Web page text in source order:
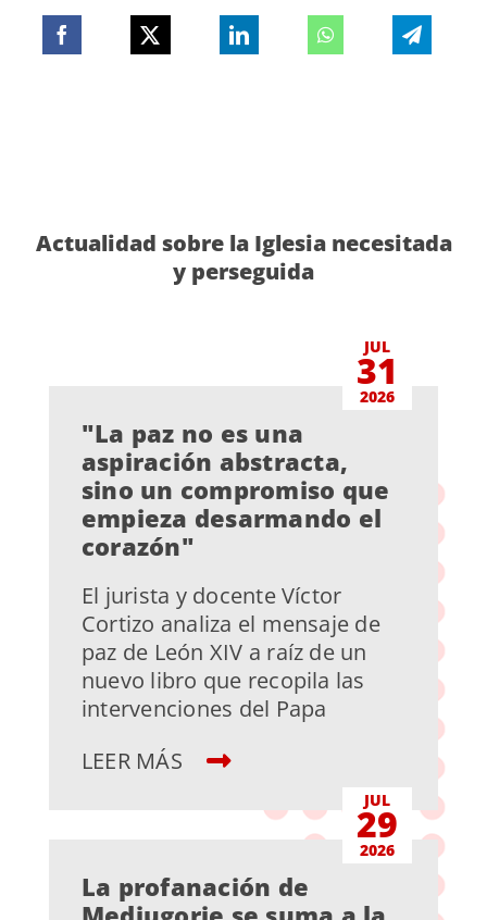
Actualidad sobre la Iglesia necesitada
y perseguida
JUL
31
2026
"La paz no es una
aspiración abstracta,
sino un compromiso que
empieza desarmando el
corazón"
El jurista y docente Víctor
Cortizo analiza el mensaje de
paz de León XIV a raíz de un
nuevo libro que recopila las
intervenciones del Papa
LEER MÁS
JUL
29
2026
La profanación de